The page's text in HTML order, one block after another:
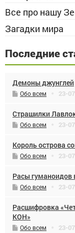
Все про нашу
Загадки мира
Последние
Демоны джунглей
Обо всем 23-
Страшилки
Обо всем 23-
Король острова
Обо всем 23-
Расы гуманоидов
Обо всем 23-
Расшифровка
КОН»
Обо всем 23-